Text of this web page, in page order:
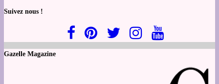
Suivez nous !
Gazelle Magazine